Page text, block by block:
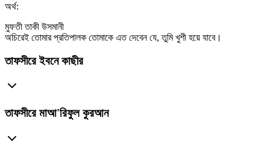
অর্থ:
মুফতী তাকী উসমানী
অচিরেই তোমার প্রতিপালক তোমাকে এত দেবেন যে, তুমি খুশী হয়ে যাবে।
তাফসীরে ইবনে কাছীর
তাফসীরে মাআ'রিফুল কুরআন